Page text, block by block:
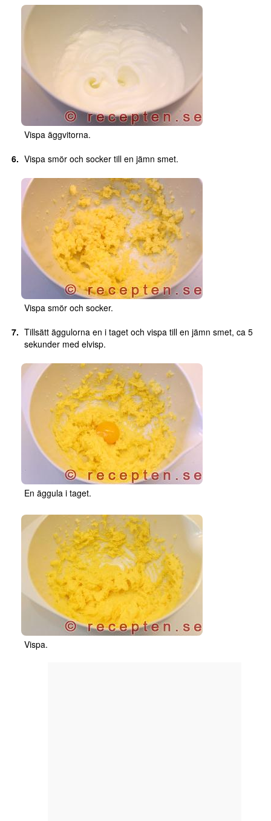
Vispa äggvitorna.
Vispa smör och socker till en jämn smet.
Vispa smör och socker.
Tillsätt äggulorna en i taget och vispa till en jämn smet, ca 5
sekunder med elvisp.
En äggula i taget.
Vispa.